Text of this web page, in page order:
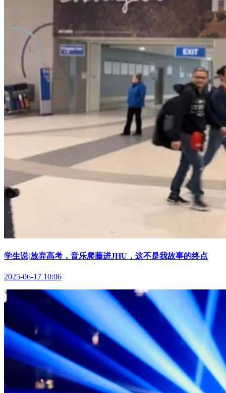
学生说|放弃高考，音乐爬藤进JHU，这不是我故事的终点
2025-06-17 10:06